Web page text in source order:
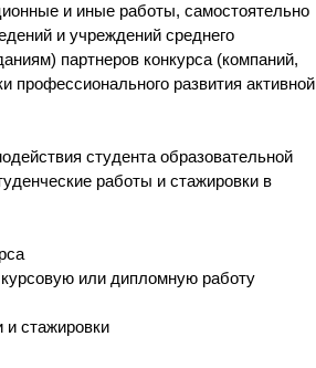
и иные работы, самостоятельно
и учреждений среднего
партнеров конкурса (компаний,
профессионального развития активной
студента образовательной
работы и стажировки в
или дипломную работу
и стажировки